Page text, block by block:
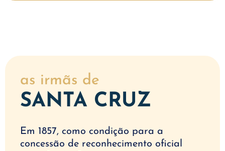
as irmãs de
SANTA CRUZ
Em 1857, como condição para a
concessão de reconhecimento oficial